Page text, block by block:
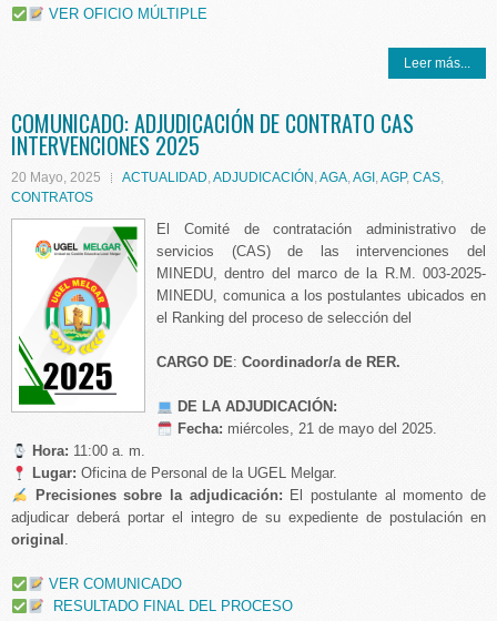
VER OFICIO MÚLTIPLE
Leer más...
COMUNICADO: ADJUDICACIÓN DE CONTRATO CAS
INTERVENCIONES 2025
20 Mayo, 2025 ACTUALIDAD,ADJUDICACIÓN ,AGA,AGI ,AGP, CAS,
CONTRATOS
El Comité de contratación administrativo de
servicios (CAS) de las intervenciones del
MINEDU, dentro del marco de la R.M. 003-2025-
MINEDU, comunica a los postulantes ubicados en
el Ranking del proceso de selección del
CARGO DE: Coordinador/a de RER.
DE LA ADJUDICACIÓN:
Fecha: miércoles, 21 de mayo del 2025.
Hora: 11:00 a. m.
Lugar: Oficina de Personal de la UGEL Melgar.
Precisiones sobre la adjudicación: El postulante al momento de
adjudicar deberá portar el integro de su expediente de postulación en
original .
VER COMUNICADO
RESULTADO FINAL DEL PROCESO